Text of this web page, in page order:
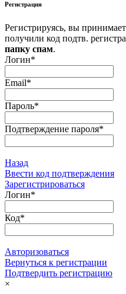
Регистрация
Регистрируясь, вы
получили код подтв.
папку спам.
Логин*
Email*
Пароль*
Подтверждение пароля*
Назад
Ввести код подтверждения
Зарегистрироваться
Логин*
Код*
Авторизоваться
Вернуться к регистрации
Подтвердить регистрацию
×